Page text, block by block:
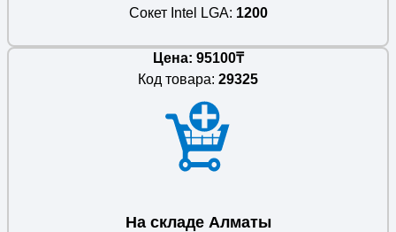
Сокет Intel LGA 1200
Цена: 95100₸
Код товара: 29325
На складе Алматы